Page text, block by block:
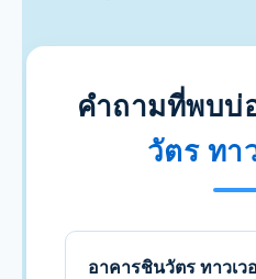
คำถามที่พบบ่
วัตร ทา
อาคารชินวัตร ทาวเว